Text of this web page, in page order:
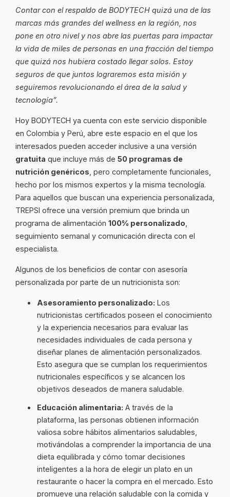
Contar con el respaldo de BODYTECH quizá una de las
marcas más grandes del wellness en la región, nos
pone en otro nivel y nos abre las puertas para impactar
la vida de miles de personas en una fracción del tiempo
que quizá nos hubiera costado llegar solos. Estoy
seguros de que juntos lograremos esta misión y
seguiremos revolucionando el área de la salud y
tecnología”.
Hoy BODYTECH ya cuenta con este servicio disponible
en Colombia y Perú, abre este espacio en el que los
interesados pueden acceder inclusive a una versión
gratuita que incluye más de 50 programas de
nutrición genéricos , pero completamente funcionales,
hecho por los mismos expertos y la misma tecnología.
Para aquellos que buscan una experiencia personalizada,
TREPSI ofrece una versión premium que brinda un
programa de alimentación 100% personalizado
seguimiento semanal y comunicación directa con el
especialista.
Algunos de los beneficios de contar con asesoría
personalizada por parte de un nutricionista son:
Asesoramiento personalizado: Los
nutricionistas certificados poseen el conocimiento
y la experiencia necesarios para evaluar las
necesidades individuales de cada persona y
diseñar planes de alimentación personalizados.
Esto asegura que se cumplan los requerimientos
nutricionales específicos y se alcancen los
objetivos deseados de manera saludable.
Educación alimentaria: A través de la
plataforma, las personas obtienen información
valiosa sobre hábitos alimentarios saludables,
motivándolas a comprender la importancia de una
dieta equilibrada y cómo tomar decisiones
inteligentes a la hora de elegir un plato en un
restaurante o hacer la compra en el mercado. Esto
promueve una relación saludable con la comida y